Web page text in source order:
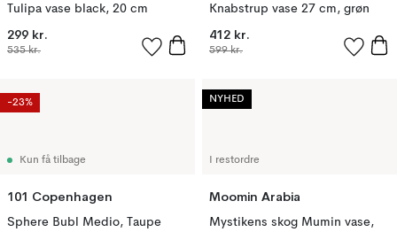
Tulipa vase black, 20 cm
299 kr.
535 kr.
Knabstrup vase 27 cm, grøn
412 kr.
599 kr.
Kun få tilbage
101 Copenhagen
Sphere Bubl Medio, Taupe
-23%
I restordre
Moomin Arabia
Mystikens skog Mumin vase,
NYHED